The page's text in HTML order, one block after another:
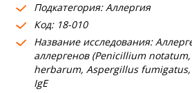
Где сдать
Партнерам
Подкатегория: Аллергия
Код: 18-010
Название исследования:
аллергенов (Penicillium
herbarum, Aspergillus
IgE